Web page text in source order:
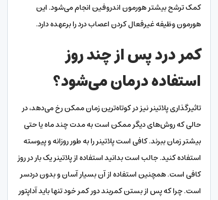
کمک ترشح بیشتر هورمون اندروفین انجام می‌شود. این
هورمون وظیفه غیرفعال کردن اعصاب درد را برعهده دارد.
کمر درد پس از چند روز
استفاده درمان می‌شود؟
تاثیرگذاری پلاتینر نیز در کوتاه‌ترین زمان ممکن رخ می‌دهد، در
حالی که روش‌های دیگر ممکن است به مدت چند ماه یا حتی
بیشتر زمان ببرند. کافی است پلاتینر را به طور روزانه و پیوسته
استفاده کنید. جالب است بدانید استفاده از پلاتینر یک بار در روز
کافی است. همچنین استفاده از آن بسیار آسان و بدون دردسر
است. چرا که پس از بستن کمربند دور کمر خود تنها باید آداپتور